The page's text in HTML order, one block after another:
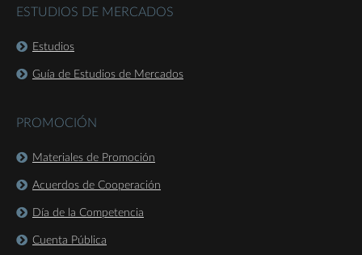
ESTUDIOS DE MERCADOS
Estudios
Guía de Estudios de Mercados
PROMOCIÓN
Materiales de Promoción
Acuerdos de Cooperación
Día de la Competencia
Cuenta Pública